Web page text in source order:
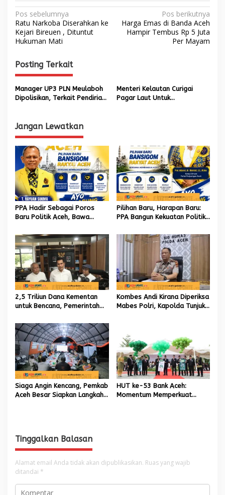
N
a
v
i
g
a
s
p
o
s
Pos sebelumnya
Ratu Narkoba Diserahkan ke
Kejari Bireuen , Dituntut
Hukuman Mati
Pos berikutnya
Harga Emas di Banda Aceh
Hampir Tembus Rp 5 Juta
Per Mayam
Posting Terkait
Manager UP3 PLN Meulaboh
Dipolisikan, Terkait Pendirian
Menteri Kelautan Curigai
Pagar Laut Untuk
Jangan Lewatkan
PPA Hadir Sebagai Poros
Baru Politik Aceh, Bawa
Internasional untuk Kemajuan
Daerah
Pilihan Baru, Harapan Baru:
PPA Bangun Kekuatan Politik
2,5 Triliun Dana Kementan
untuk Bencana, Pemerintah
Kombes Andi Kirana Diperiksa
Mabes Polri, Kapolda Tunjuk
Aceh
Siaga Angin Kencang, Pemkab
Aceh Besar Siapkan Langkah
HUT ke-53 Bank Aceh:
Momentum Memperkuat
Tinggalkan Balasan
Alamat email Anda tidak akan dipublikasikan. Ruas yang wajib
ditandai *